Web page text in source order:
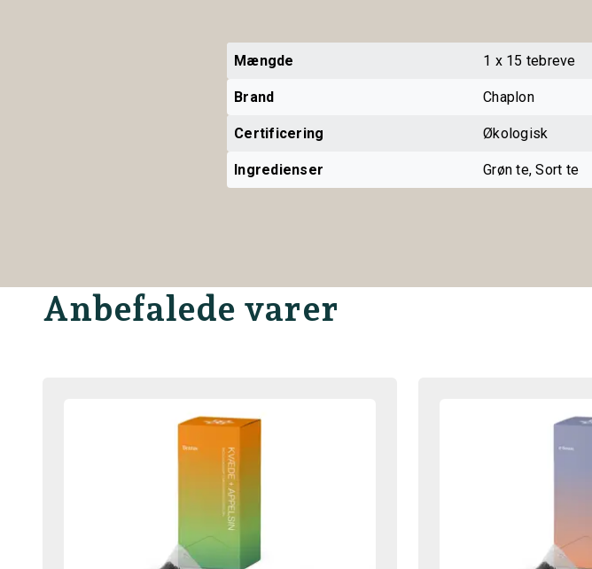
Mængde 1 x 15 tebreve
Brand Chaplon
Certificering Økologisk
Ingredienser Grøn te, Sort te
Anbefalede varer